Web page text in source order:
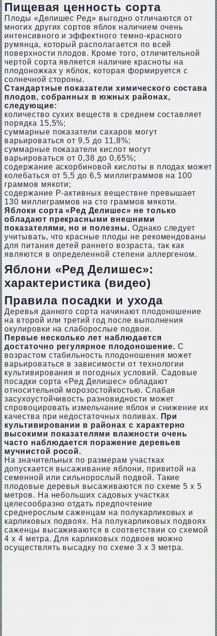
Пищевая ценность сорта
Плоды «Делишес Ред» выгодно отличаются от
многих других сортов яблок наличием очень
интенсивного и эффектного темно-красного
румянца, который располагается по всей
поверхности плодов. Кроме того, отличительной
чертой сорта является наличие красноты на
плодоножках у яблок, которая формируется с
солнечной стороны.
Стандартные показатели химического состава
плодов, собранных в южных районах,
следующие:
количество сухих веществ в среднем составляет
порядка 15,5%;
суммарные показатели сахаров могут
варьироваться от 9,5 до 11,8%;
суммарные показатели кислот могут
варьироваться от 0,38 до 0,65%;
содержание аскорбиновой кислоты в плодах может
колебаться от 5,5 до 6,5 миллиграммов на 100
граммов мякоти;
содержание Р-активных веществне превышает
130 миллиграммов на сто граммов мякоти.
Яблоки сорта «Ред Делишес» не только
обладают прекрасными внешними
показателями, но и полезны. Однако следует
учитывать, что красные плоды не рекомендованы
для питания детей раннего возраста, так как
являются в определенной степени аллергеном.
Яблони «Ред Делишес»:
характеристика (видео)
Правила посадки и ухода
Деревья данного сорта начинают плодоношение
на второй или третий год после выполнения
окулировки на слаборослые подвои.
Первые несколько лет наблюдается
достаточно регулярное плодоношение. С
возрастом стабильность плодоношения может
варьироваться в зависимости от технологии
культивирования и погодных условий. Садовые
посадки сорта «Ред Делишес» обладают
относительной морозостойкостью. Слабая
засухоустойчивость разновидности может
спровоцировать измельчание яблок и снижение их
качества при недостаточных поливах. При
культивировании в районах с характерно
высокими показателями влажности очень
часто наблюдается поражение деревьев
мучнистой росой.
На значительных по размерам участках
допускается высаживание яблони, привитой на
семенной или сильнорослый подвой. Такие
плодовые деревья высаживаются по схеме 5 x 5
метров. На небольших садовых участках
целесообразно отдать предпочтение
среднерослым саженцам на полукарликовых и
карликовых подвоях. На полукарликовых подвоях
саженцы высаживаются в соответствии со схемой
4 x 4 метра. Для карликовых подвоев можно
осуществлять высадку по схеме 3 x 3 метра.